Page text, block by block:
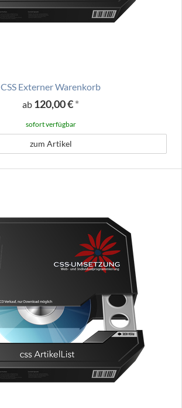
CSS Externer Warenkorb
ab 120,00 €*
sofort verfügbar
zum Artikel